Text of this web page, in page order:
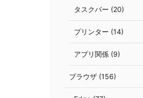
タスクバー (20)
プリンター (14)
アプリ関係 (9)
ブラウザ (156)